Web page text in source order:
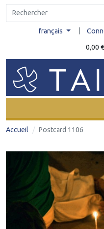
français
0,00 €
Accueil Postcard 1106